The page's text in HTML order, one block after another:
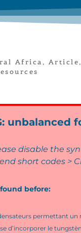
Africa , Article,
disable the
short codes >
before:
permettant
d’incorporer le